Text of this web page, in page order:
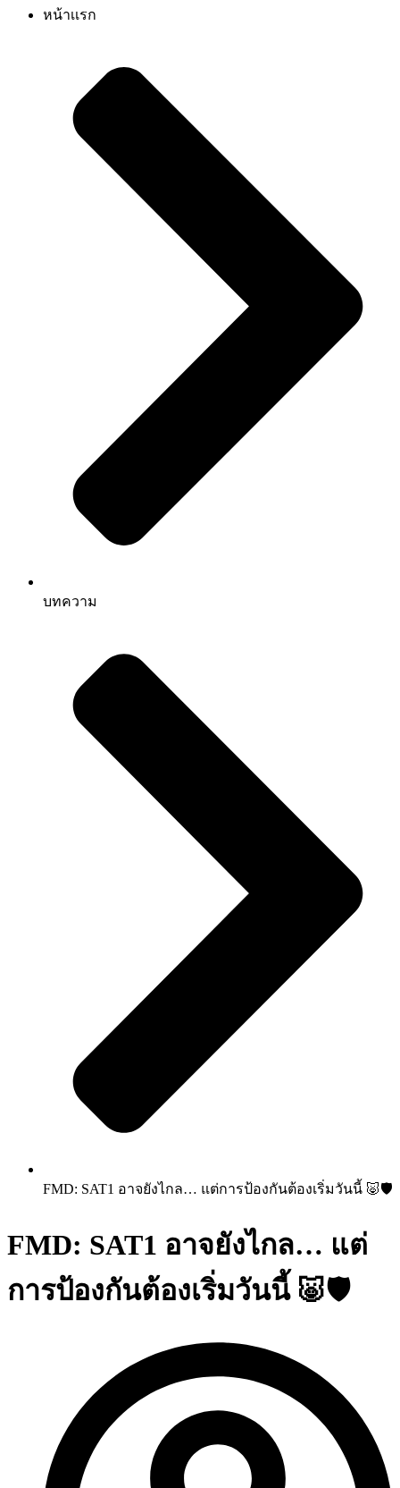
หน้าเเรก
บทความ
FMD: SAT1 อาจยังไกล… แต่การป้องกันต้องเริ่มวันนี้ 🐷🛡️
FMD: SAT1 อาจยังไกล… แต่
การป้องกันต้องเริ่มวันนี้ 🐷🛡️